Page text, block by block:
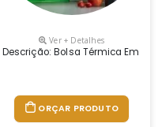
Impermeável Com
Ver + Detalhes
Descrição: Bolsa Térmica Em Tnt
ORÇAR PRODUTO